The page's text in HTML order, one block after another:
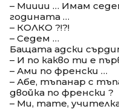
– Мииии … Имам
годината …
– КОЛКО ?!?!
– Седем …
Бащата адски
– И по какво ти е
– Ами по френски …
– Абе, тъпанар с
двойка по френски ?
– Ми, тате,